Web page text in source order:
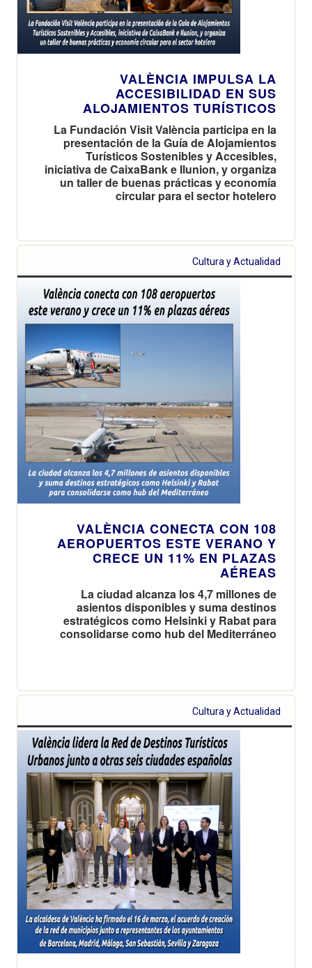
VALÈNCIA IMPULSA LA
ACCESIBILIDAD EN SUS
ALOJAMIENTOS TURÍSTICOS
La Fundación Visit València participa en la
presentación de la Guía de Alojamientos
Turísticos Sostenibles y Accesibles,
iniciativa de CaixaBank e Ilunion, y organiza
un taller de buenas prácticas y economía
circular para el sector hotelero
Cultura y Actualidad
VALÈNCIA CONECTA CON 108
AEROPUERTOS ESTE VERANO Y
CRECE UN 11% EN PLAZAS
AÉREAS
La ciudad alcanza los 4,7 millones de
asientos disponibles y suma destinos
estratégicos como Helsinki y Rabat para
consolidarse como hub del Mediterráneo
Cultura y Actualidad